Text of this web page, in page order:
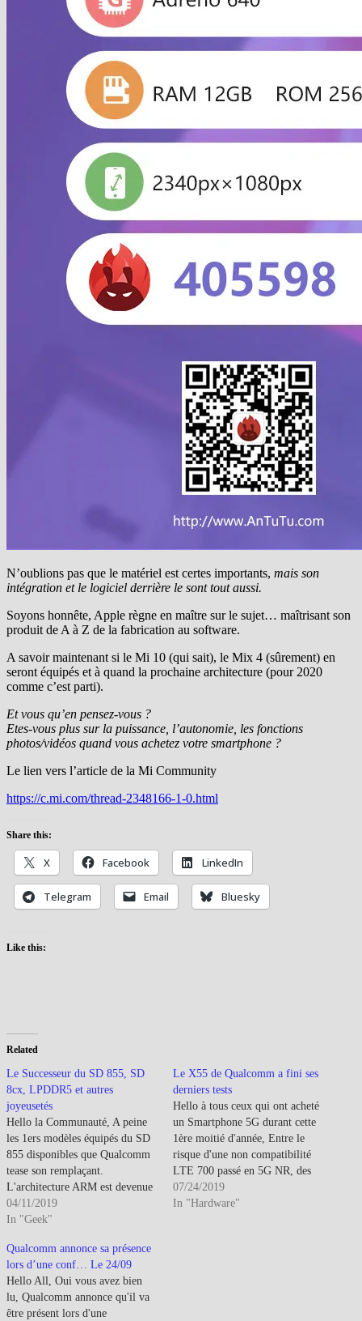
N’oublions pas que le matériel est certes importants, mais son
intégration et le logiciel derrière le sont tout aussi.
Soyons honnête, Apple règne en maître sur le sujet… maîtrisant son
produit de A à Z de la fabrication au software.
A savoir maintenant si le Mi 10 (qui sait), le Mix 4 (sûrement) en
seront équipés et à quand la prochaine architecture (pour 2020
comme c’est parti).
Et vous qu’en pensez-vous ?
Etes-vous plus sur la puissance, l’autonomie, les fonctions
photos/vidéos quand vous achetez votre smartphone ?
Le lien vers l’article de la Mi Community
https://c.mi.com/thread-2348166-1-0.html
Share this:
X Facebook LinkedIn
Telegram Email Bluesky
Like this:
Related
Le Successeur du SD 855, SD
8cx, LPDDR5 et autres
joyeusetés
Hello la Communauté, A peine
les 1ers modèles équipés du SD
855 disponibles que Qualcomm
tease son remplaçant.
L'architecture ARM est devenue
de loin la plus performante en
ultra mobilité et le support de
via Windows 10 ARM en est
aussi une preuve (qui a dit…
04/11/2019
In "Geek"
Le X55 de Qualcomm a fini ses
derniers tests
Hello à tous ceux qui ont acheté
un Smartphone 5G durant cette
1ère moitié d'année, Entre le
risque d'une non compatibilité
LTE 700 passé en 5G NR, des
normes 5G pas si standardisées
que ça qui seront implantées en
07/24/2019
In "Hardware"
Qualcomm annonce sa présence
lors d’une conf… Le 24/09
Hello All, Oui vous avez bien
lu, Qualcomm annonce qu'il va
être présent lors d'une